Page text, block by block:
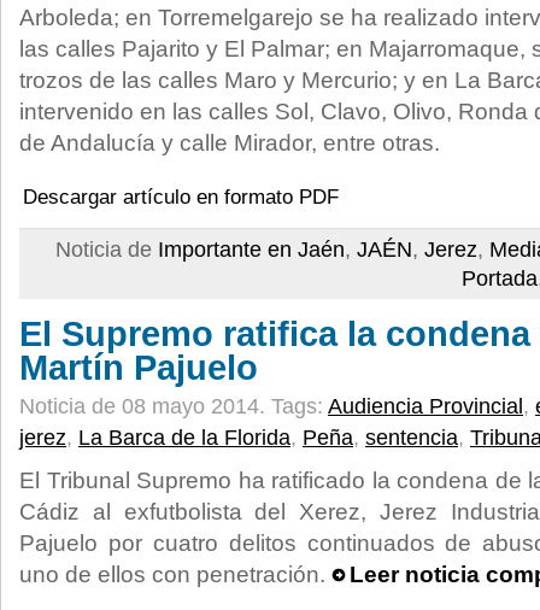
Arboleda; en Torremelgarejo se ha realizado
las calles Pajarito y El Palmar; en Majarromaque,
trozos de las calles Maro y Mercurio; y en La
intervenido en las calles Sol, Clavo, Olivo, Ronda
de Andalucía y calle Mirador, entre otras.
Descargar artículo en formato PDF
Noticia de Importante en Jaén, JAÉN, Jerez,
Portada
El Supremo ratifica la condena
Martín Pajuelo
Noticia de 08 mayo 2014. Tags: Audiencia Provincial ,
jerez, La Barca de la Florida, Peña, sentencia,
El Tribunal Supremo ha ratificado la condena de
Cádiz al exfutbolista del Xerez, Jerez
Pajuelo por cuatro delitos continuados de
uno de ellos con penetración.
Leer noticia